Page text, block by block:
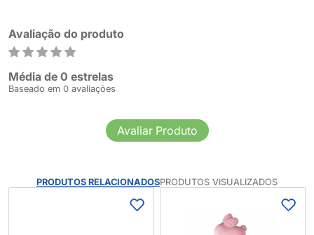
Avaliação do produto
Média de 0 estrelas
Baseado em 0 avaliações
Avaliar Produto
PRODUTOS RELACIONADOSPRODUTOS VISUALIZADOS